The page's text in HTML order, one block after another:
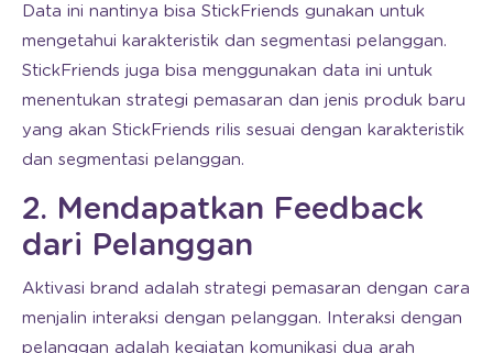
Data ini nantinya bisa StickFriends gunakan untuk
mengetahui karakteristik dan segmentasi pelanggan.
StickFriends juga bisa menggunakan data ini untuk
menentukan strategi pemasaran dan jenis produk baru
yang akan StickFriends rilis sesuai dengan karakteristik
dan segmentasi pelanggan.
2. Mendapatkan Feedback
dari Pelanggan
Aktivasi brand adalah strategi pemasaran dengan cara
menjalin interaksi dengan pelanggan. Interaksi dengan
pelanggan adalah kegiatan komunikasi dua arah